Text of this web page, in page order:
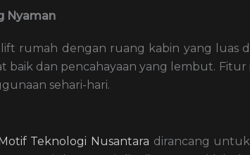
Nyaman
lift rumah dengan ruang kabin yang luas
baik dan pencahayaan yang lembut.
sehari-hari.
Teknologi Nusantara dirancang